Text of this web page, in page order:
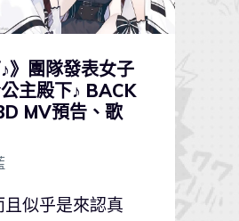
》團隊發表女子
主殿下♪ BACK
MV預告、歌
似乎是來認真